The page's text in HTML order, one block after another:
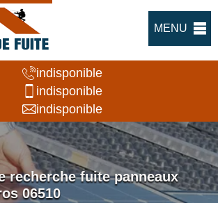
MENU
indisponible
indisponible
indisponible
recherche fuite panneaux
06510